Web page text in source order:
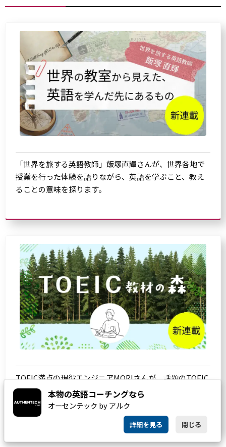
「世界を旅する英語教師」飯塚直輝さんが、世界各地で
授業を行った体験を語りながら、英語を学ぶこと、教え
ることの意味を探ります。
TOEIC満点の現役エンジニアMORIさんが、話題のTOEIC
教材を徹底分析。あなたに合った、最適の教材を見つけ
るお手伝いをします。
本物の英語コーチングなら
オーセンテック by アルク
詳細を見る 閉じる